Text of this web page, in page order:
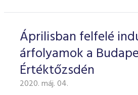
Áprilisban felfelé
árfolyamok a
Értéktőzsdén
2020. máj. 04.